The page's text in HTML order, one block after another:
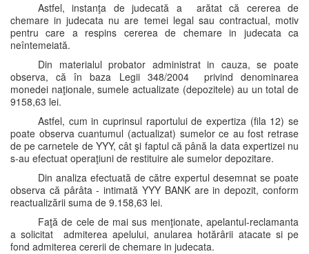
Astfel, instanţa de judecată a arătat că cererea de
chemare in judecata nu are temei legal sau contractual, motiv
pentru care a respins cererea de chemare in judecata ca
neîntemeiată.
Din materialul probator administrat in cauza, se poate
observa, că în baza Legii 348/2004 privind denominarea
monedei naţionale, sumele actualizate (depozitele) au un total de
9158,63 lei.
Astfel, cum in cuprinsul raportului de expertiza (fila 12) se
poate observa cuantumul (actualizat) sumelor ce au fost retrase
de pe carnetele de YYY, cât şi faptul că până la data expertizei nu
s-au efectuat operaţiuni de restituire ale sumelor depozitare.
Din analiza efectuată de către expertul desemnat se poate
observa că pârâta - intimată YYY BANK are in depozit, conform
reactualizării suma de 9.158,63 lei.
Faţă de cele de mai sus menţionate, apelantul-reclamanta
a solicitat admiterea apelului, anularea hotărârii atacate si pe
fond admiterea cererii de chemare in judecata.